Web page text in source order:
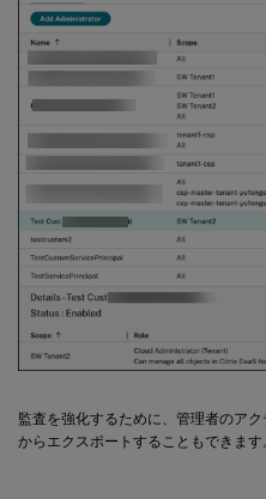
監査を強化するために、管理者のア
からエクスポートすることもできます